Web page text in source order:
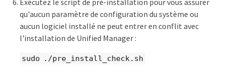
qu'aucun paramètre de configuration du système ou
aucun logiciel installé ne peut entrer en conflit avec
l'installation de Unified Manager :
sudo ./pre_install_check.sh